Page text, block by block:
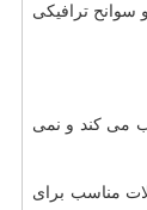
سوانح ترافیكی
می كند و نمی
مناسب برای